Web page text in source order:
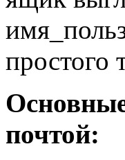
простого
почтой: